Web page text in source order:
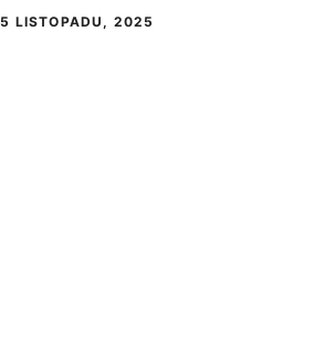
5 LISTOPADU, 2025